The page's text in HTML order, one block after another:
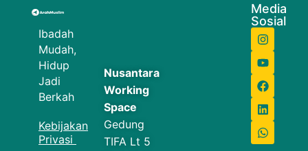
Ibadah
Mudah,
Hidup
Jadi
Berkah
Kebijakan
Privasi
Nusantara
Working
Space
Gedung
TIFA Lt 5
Media
Sosial